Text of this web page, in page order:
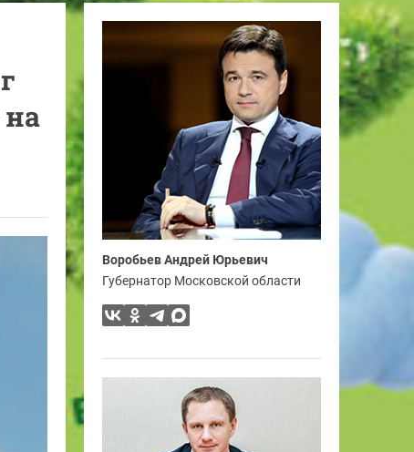
на
Воробьев Андрей Юрьевич
Губернатор Московской области